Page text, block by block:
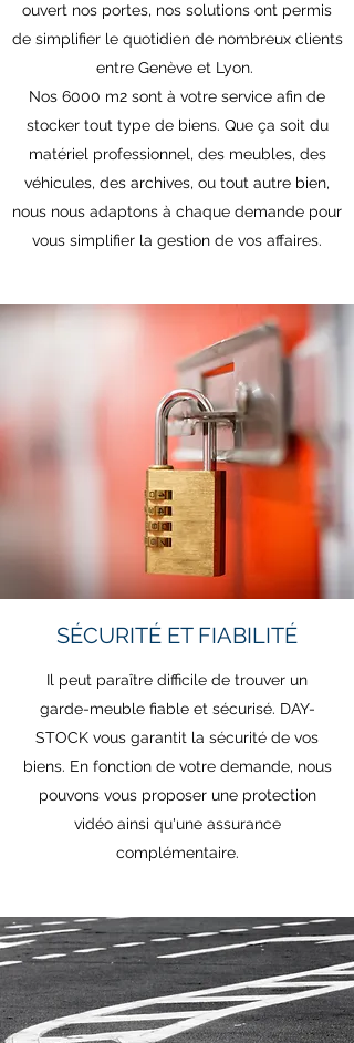
ouvert nos portes, nos solutions ont permis
de simplifier le quotidien de nombreux clients
entre Genève et Lyon.
Nos 6000 m2 sont à votre service afin de
stocker tout type de biens. Que ça soit du
matériel professionnel, des meubles, des
véhicules, des archives, ou tout autre bien,
nous nous adaptons à chaque demande pour
vous simplifier la gestion de vos affaires.
SÉCURITÉ ET FIABILITÉ
Il peut paraître difficile de trouver un
garde-meuble fiable et sécurisé. DAY-
STOCK vous garantit la sécurité de vos
biens. En fonction de votre demande, nous
pouvons vous proposer une protection
vidéo ainsi qu'une assurance
complémentaire.